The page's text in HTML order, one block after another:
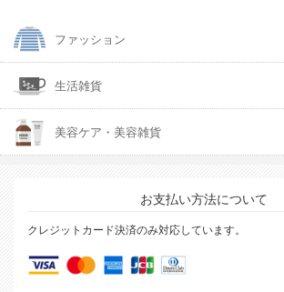
ファッション
生活雑貨
美容ケア・美容雑貨
お支払い方法について
クレジットカード決済のみ対応しています。